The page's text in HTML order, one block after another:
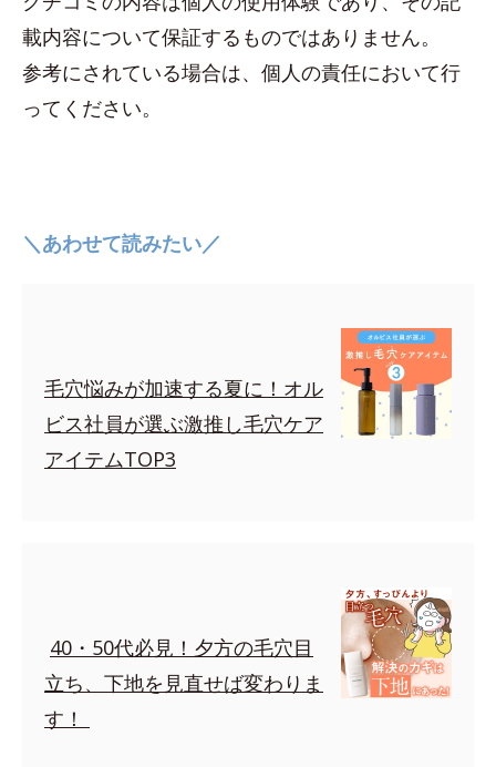
載内容について保証するものではありません。
参考にされている場合は、個人の責任において行
ってください。
＼あわせて読みたい／
毛穴悩みが加速する夏に！オル
ビス社員が選ぶ激推し毛穴ケア
アイテムTOP3
40・50代必見！夕方の毛穴目
立ち、下地を見直せば変わりま
す！